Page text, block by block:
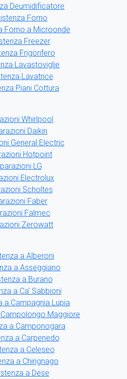
Deumidificatore
Forno
Forno a Microonde
Freezer
Frigorifero
Lavastoviglie
Lavatrice
Piani Cottura
Whirlpool
Daikin
General Electric
Hotpoint
LG
Electrolux
Scholtes
Faber
Falmec
Zerowatt
a Alberoni
a Asseggiano
a Burano
a Ca' Sabbioni
a Campagnia Lupia
Maggiore
a Camponogara
a Carpenedo
a Celeseo
a Chirignago
a Dese